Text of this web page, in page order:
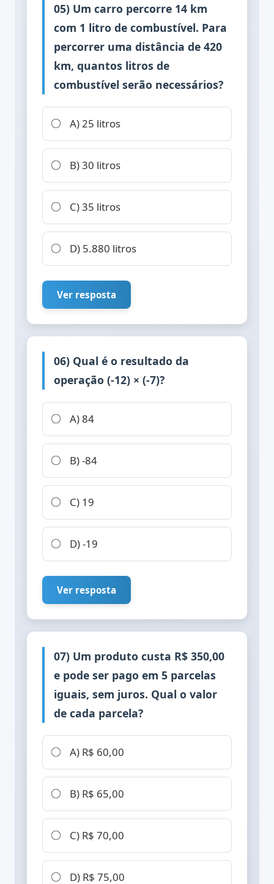
05) Um carro percorre 14 km
com 1 litro de combustível. Para
percorrer uma distância de 420
km, quantos litros de
combustível serão necessários?
A) 25 litros
B) 30 litros
C) 35 litros
D) 5.880 litros
Ver resposta
06) Qual é o resultado da
operação (-12) × (-7)?
A) 84
B) -84
C) 19
D) -19
Ver resposta
07) Um produto custa R$ 350,00
e pode ser pago em 5 parcelas
iguais, sem juros. Qual o valor
de cada parcela?
A) R$ 60,00
B) R$ 65,00
C) R$ 70,00
D) R$ 75,00